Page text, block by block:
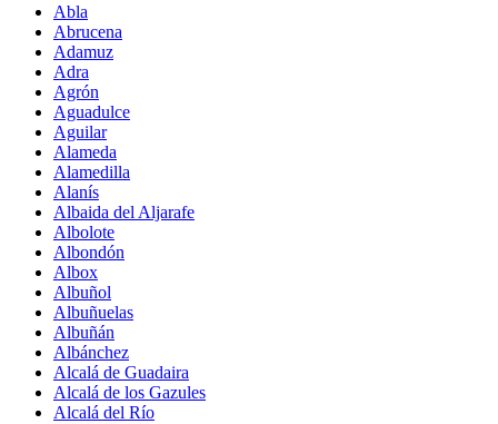
Abla
Abrucena
Adamuz
Adra
Agrón
Aguadulce
Aguilar
Alameda
Alamedilla
Alanís
Albaida del Aljarafe
Albolote
Albondón
Albox
Albuñol
Albuñuelas
Albuñán
Albánchez
Alcalá de Guadaira
Alcalá de los Gazules
Alcalá del Río